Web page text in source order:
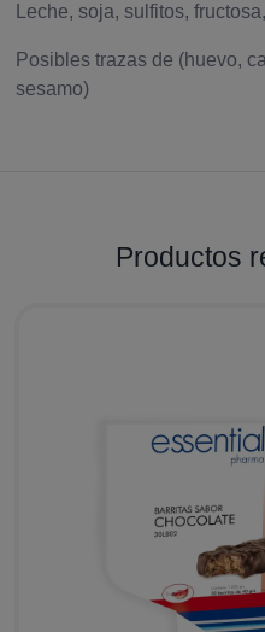
Leche, soja, sulfitos,
Posibles trazas de (huevo,
sesamo)
Productos